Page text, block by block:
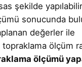
şekilde
sonucunda
değerler ile
topraklama ölçüm
ölçümü